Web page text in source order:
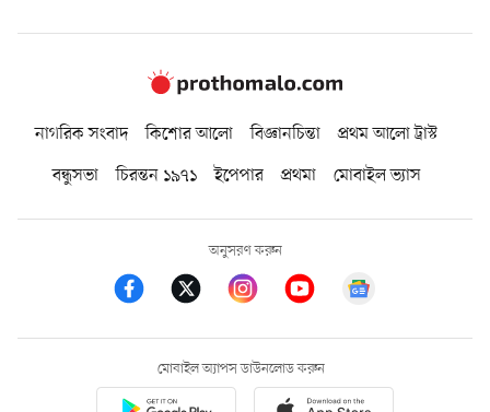
নাগরিক সংবাদ কিশোর আলো বিজ্ঞানচিন্তা
প্রথম আলো ট্রাস্ট
বন্ধুসভা
চিরন্তন ১৯৭১ ইপেপার প্রথমা মোবাইল ভ্যাস
অনুসরণ করুন
মোবাইল অ্যাপস ডাউনলোড করুন